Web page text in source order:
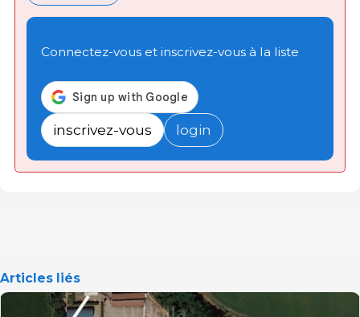
Connectez-vous et inscrivez-vous à la liste
inscrivez-vous login
Articles liés